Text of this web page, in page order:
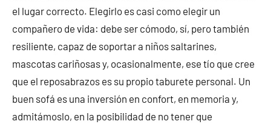
el lugar correcto. Elegirlo es casi como elegir un
compañero de vida: debe ser cómodo, sí, pero también
resiliente, capaz de soportar a niños saltarines,
mascotas cariñosas y, ocasionalmente, ese tío que cree
que el reposabrazos es su propio taburete personal. Un
buen sofá es una inversión en confort, en memoria y,
admitámoslo, en la posibilidad de no tener que